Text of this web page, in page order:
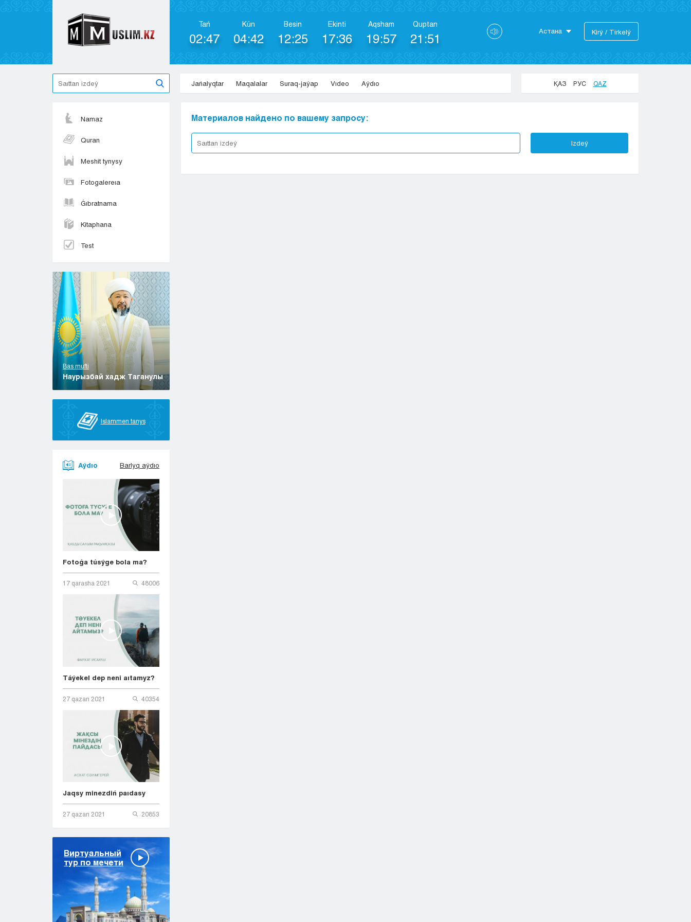
Tań
02:47
Kún
04:42
Besіn
12:25
Ekіntі
17:36
Aqsham
19:57
Quptan
21:51 Астана
Aktobe
Karaganda
Kіrý / Tіrkelý
Jańalyqtar Maqalalar Suraq-jaýap Vıdeo Aýdıo ҚАЗ РУС QAZ
Namaz
Quran
Meshit tynysy
Fotogalereıa
Ǵıbratnama
Kitaphana
Test
Bas mufti
Наурызбай хадж Таганулы
Islammen tanys
Aýdıo Barlyq aýdıo
Fotoǵa túsýge bola ma?
17 qarasha 2021 48006
Táýekel dep neni aıtamyz?
27 qazan 2021 40354
Jaqsy minezdiń paıdasy
27 qazan 2021 20853
Виртуальный
тур по мечети
Материалов найдено по вашему запросу:
Izdeý